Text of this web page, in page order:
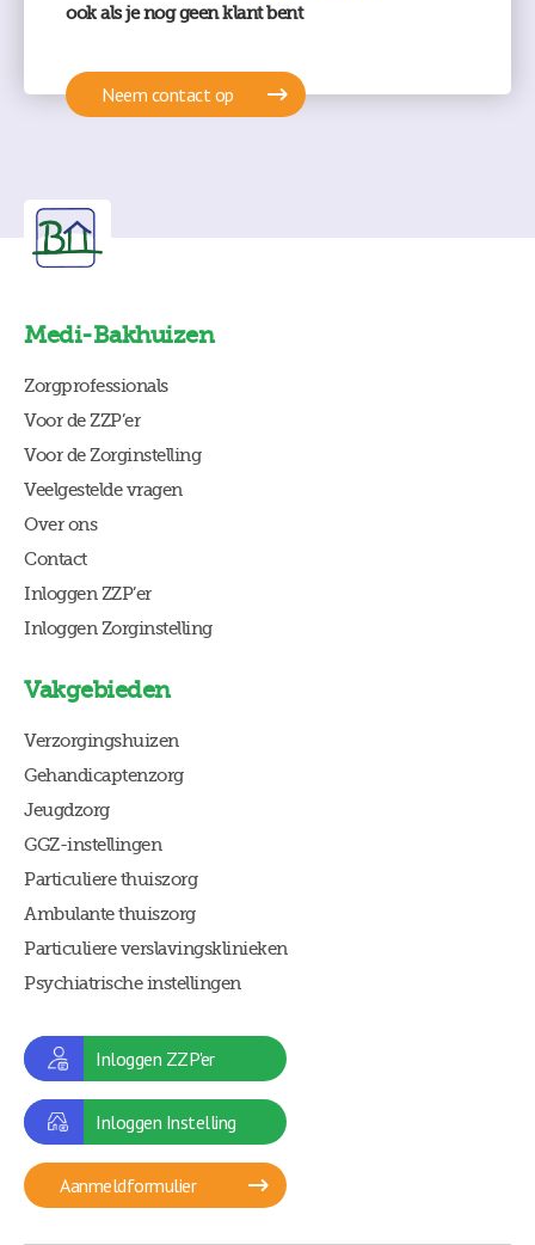
ook als je nog geen klant bent
Neem contact op
Medi-Bakhuizen
Zorgprofessionals
Voor de ZZP’er
Voor de Zorginstelling
Veelgestelde vragen
Over ons
Contact
Inloggen ZZP’er
Inloggen Zorginstelling
Vakgebieden
Verzorgingshuizen
Gehandicaptenzorg
Jeugdzorg
GGZ-instellingen
Particuliere thuiszorg
Ambulante thuiszorg
Particuliere verslavingsklinieken
Psychiatrische instellingen
Inloggen ZZP'er
Inloggen Instelling
Aanmeldformulier